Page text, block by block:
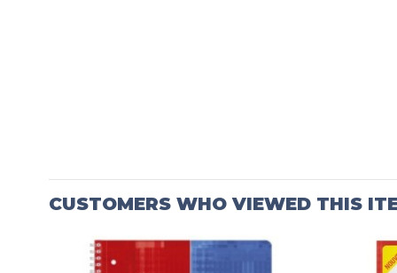
CUSTOMERS WHO VIEWED THIS